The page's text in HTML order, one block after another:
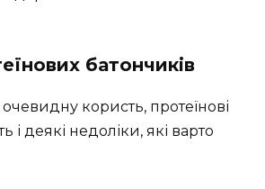
батончиків
користь, протеїнові
і деякі недоліки, які варто